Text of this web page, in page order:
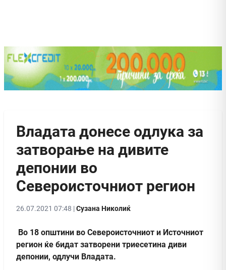
Владата донесе одлука за
затворање на дивите
депонии во
Североисточниот регион
26.07.2021 07:48 |Сузана Николиќ
Во 18 општини во Североисточниот и Источниот
регион ќе бидат затворени триесетина диви
депонии, одлучи Владата.